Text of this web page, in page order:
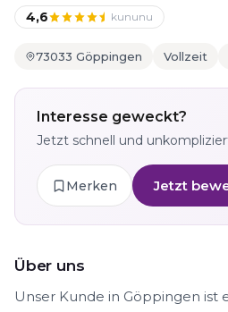
4,6 kununu
73033 Göppingen Vollzeit
Interesse geweckt?
Jetzt schnell und
Merken Jetzt
Über uns
Unser Kunde in Göppingen ist